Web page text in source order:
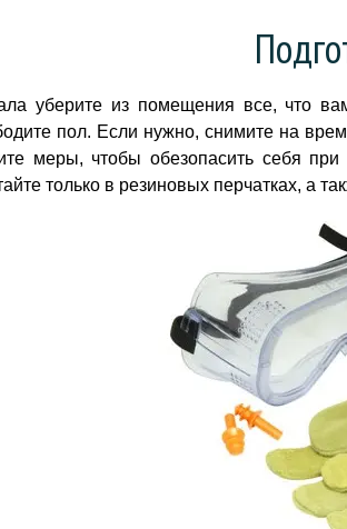
уберите из помещения все, что
пол. Если нужно, снимите на
меры, чтобы обезопасить себя
только в резиновых перчатках, а